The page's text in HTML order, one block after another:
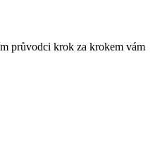
průvodci krok za krokem vám